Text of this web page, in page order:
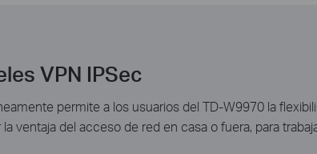
VPN IPSec
permite a los usuarios del TD-W9970 la
ventaja del acceso de red en casa o fuera, para